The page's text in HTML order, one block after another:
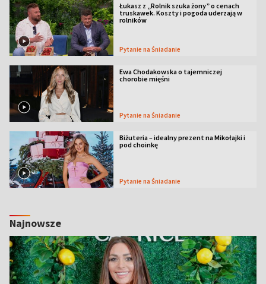
Łukasz z „Rolnik szuka żony” o cenach
truskawek. Koszty i pogoda uderzają w
rolników
Pytanie na Śniadanie
Ewa Chodakowska o tajemniczej
chorobie mięśni
Pytanie na Śniadanie
Biżuteria – idealny prezent na Mikołajki i
pod choinkę
Pytanie na Śniadanie
Najnowsze